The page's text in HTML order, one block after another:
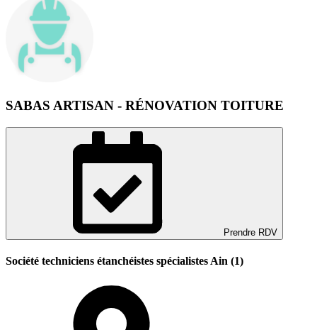
SABAS ARTISAN - RÉNOVATION TOITURE
Prendre RDV
Société techniciens étanchéistes spécialistes Ain (1)